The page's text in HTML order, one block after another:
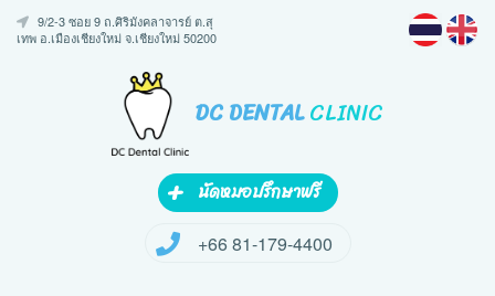
Skip
to
9/2-3 ซอย 9 ถ.ศิริมังคลาจารย์ ต.สุ
เทพ อ.เมืองเชียงใหม่ จ.เชียงใหม่ 50200
DC DENTALCLINIC
+ นัดหมอปรึกษาฟรี
+66 81-179-4400